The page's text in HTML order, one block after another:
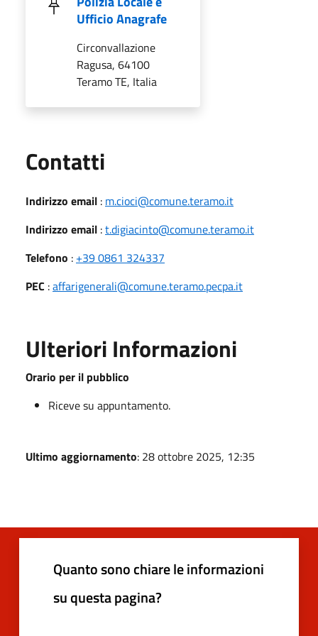
Ufficio Anagrafe
Circonvallazione
Ragusa, 64100
Teramo TE, Italia
Contatti
Indirizzo email : m.cioci@comune.teramo.it
Indirizzo email :t.digiacinto@comune.teramo.it
Telefono : +39 0861 324337
PEC :affarigenerali@comune.teramo.pecpa.it
Ulteriori Informazioni
Orario per il pubblico
Riceve su appuntamento.
Ultimo aggiornamento: 28 ottobre 2025, 12:35
Quanto sono chiare le informazioni
su questa pagina?